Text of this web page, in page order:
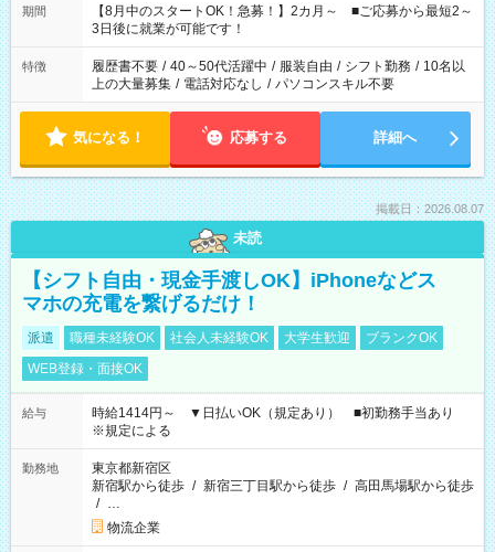
「できれば残業はしたくない」 など、ご希望を教えてください
ね。 ※Wワーク希望の方へ 今ご覧のお仕事で希望する勤務時間
と、もう1つのお仕事の勤務時間。 合計で週40時間を超える場
合は応募できません。
期間
【8月中のスタートOK！急募！】2カ月～ ■ご応募から最短2～
3日後に就業が可能です！
特徴 履歴書不要 / 40～50代活躍中 / 服装自由 / シフト勤務 / 10名以
上の大量募集 / 電話対応なし / パソコンスキル不要
気になる！ 応募する 詳細へ
掲載日：2026.08.07
未読
【シフト自由・現金手渡しOK】iPhoneなどス
マホの充電を繋げるだけ！
派遣 職種未経験OK 社会人未経験OK 大学生歓迎
ブランクOK
WEB登録・面接OK
給与
時給1414円～ ▼日払いOK（規定あり） ■初勤務手当あり
※規定による
勤務地
東京都新宿区
新宿駅から徒歩 / 新宿三丁目駅から徒歩 / 高田馬場駅から徒歩
/ …
物流企業